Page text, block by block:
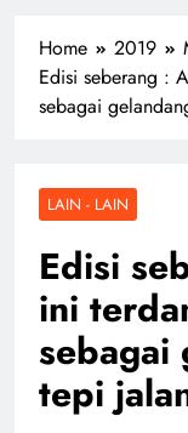
Home 2019
Edisi seberang :
sebagai
LAIN - LAIN
Edisi
ini
sebagai
tepi